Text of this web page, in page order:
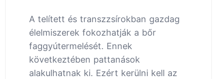
A telített és transzzsírokban gazdag
élelmiszerek fokozhatják a bőr
faggyútermelését. Ennek
következtében pattanások
alakulhatnak ki. Ezért kerülni kell az